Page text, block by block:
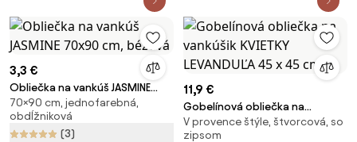
3,3 €
Obliečka na vankúš JASMINE
70x90 cm, béžová
70×90 cm, jednofarebná,
obdĺžniková
(3)
11,9 €
Gobelínová obliečka na
vankúšik KVIETKY LEVANDUĽA 45 x
45 cm
V provence štýle, štvorcová, so
zipsom